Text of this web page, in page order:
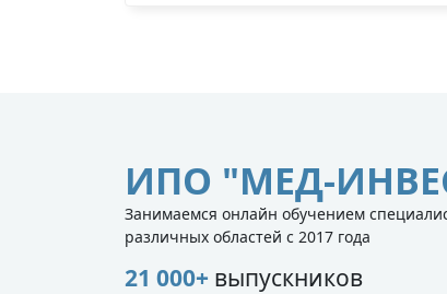
ИПО "МЕД-
Занимаемся онлайн обучением
различных областей с 2017 года
21 000+ выпускников